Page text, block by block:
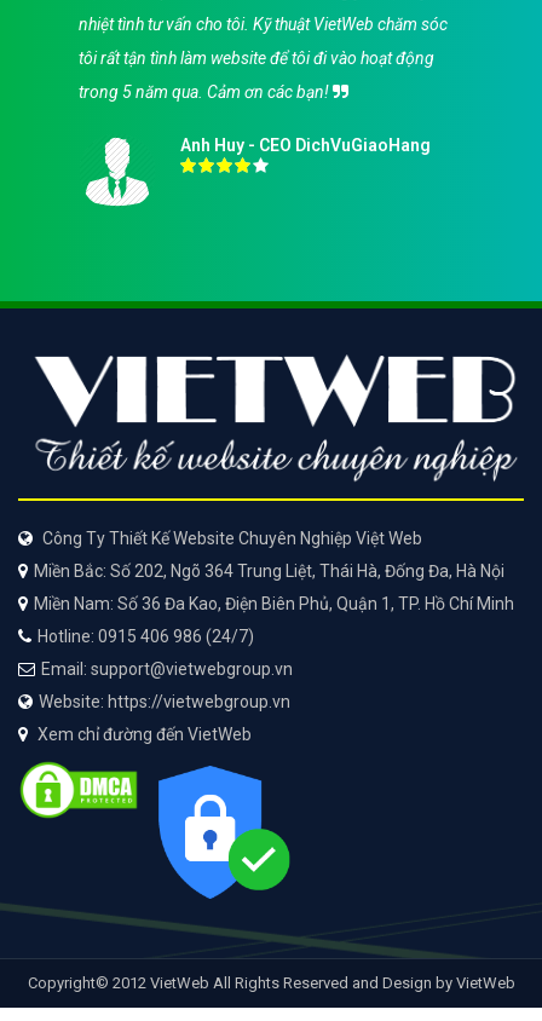
nhiệt tình tư vấn cho tôi. Kỹ thuật VietWeb chăm sóc
tôi rất tận tình làm website để tôi đi vào hoạt động
trong 5 năm qua. Cảm ơn các bạn!
Anh Huy - CEO DichVuGiaoHang
Công Ty Thiết Kế Website Chuyên Nghiệp Việt Web
Miền Bắc: Số 202, Ngõ 364 Trung Liệt, Thái Hà, Đống Đa, Hà Nội
Miền Nam: Số 36 Đa Kao, Điện Biên Phủ, Quận 1, TP. Hồ Chí Minh
Hotline: 0915 406 986 (24/7)
Email: support@vietwebgroup.vn
Website: https://vietwebgroup.vn
Xem chỉ đường đến VietWeb
Copyright© 2012 VietWeb All Rights Reserved and Design by VietWeb